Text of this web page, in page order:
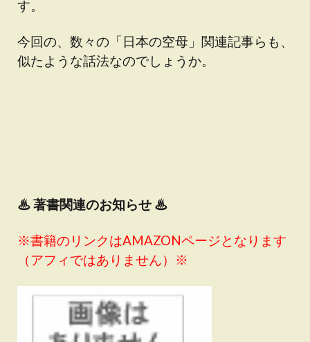
す。
今回の、数々の「日本の空母」関連記事らも、
似たような話法なのでしょうか。
♨著書関連のお知らせ ♨
※書籍のリンクはAMAZONページとなります
（アフィではありません）※